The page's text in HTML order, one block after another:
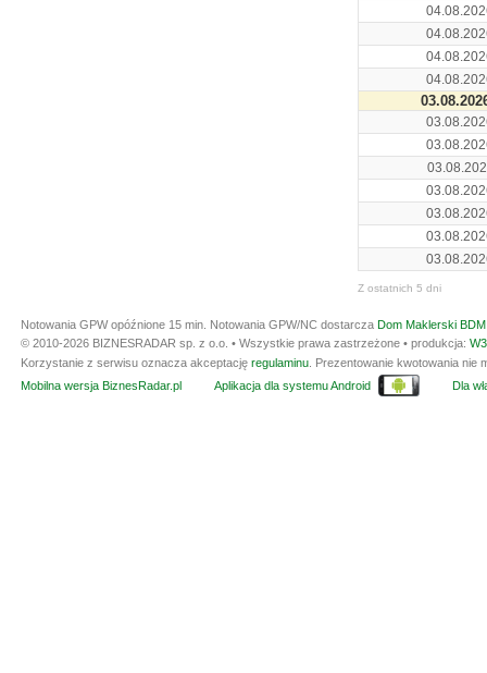
Z ostatnich 5 dni
Notowania GPW opóźnione 15 min. Notowania GPW/NC dostarcza Dom Maklerski
© 2010-2026 BIZNESRADAR sp. z o.o. • Wszystkie prawa zastrzeżone • produkcja:
Korzystanie z serwisu oznacza akceptację regulaminu . Prezentowanie kwotowania
Mobilna wersja BiznesRadar.pl
Aplikacja dla systemu Android Dla